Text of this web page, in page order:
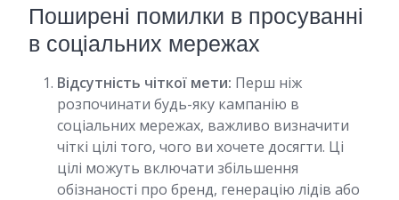
Поширені помилки в просуванні
в соціальних мережах
Відсутність чіткої мети: Перш ніж
розпочинати будь-яку кампанію в
соціальних мережах, важливо визначити
чіткі цілі того, чого ви хочете досягти. Ці
цілі можуть включати збільшення
обізнаності про бренд, генерацію лідів або